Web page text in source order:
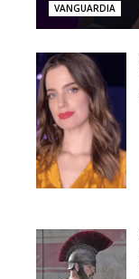
VANGUARDIA